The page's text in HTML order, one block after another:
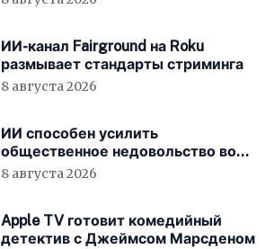
ИИ-канал Fairground на Roku
размывает стандарты стриминга
8 августа 2026
ИИ способен усилить
общественное недовольство во
всём мире
8 августа 2026
Apple TV готовит комедийный
детектив с Джеймсом Марсденом